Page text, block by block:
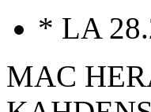
* LA
MAC